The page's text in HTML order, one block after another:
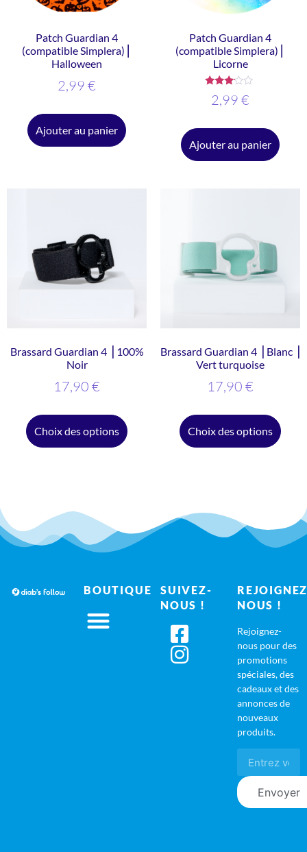
Patch Guardian 4
(compatible Simplera) ⎜
Halloween
2,99 €
Ajouter au panier
Patch Guardian 4
(compatible Simplera) ⎜
Licorne
Note
3.00
2,99 €
Ajouter au panier
Brassard Guardian 4 ⎥ 100%
Noir
17,90 €
Choix des options
Brassard Guardian 4 ⎥ Blanc ⎥
Vert turquoise
17,90 €
Choix des options
BOUTIQUE
SUIVEZ-
NOUS !
NOUS !
Rejoignez-
nous pour des
promotions
spéciales, des
cadeaux et des
annonces de
nouveaux
produits.
Envoyer